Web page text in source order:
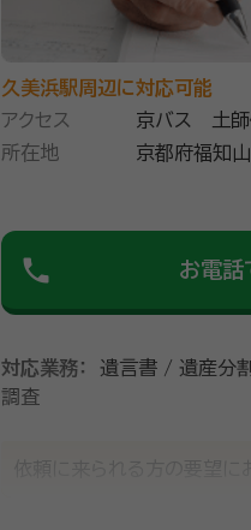
久美浜駅周辺に対応可能
アクセス
京バス 土
所在地
京都府福知山
phone お電話
対応業務：
遺言書 / 遺産分
調査
依頼に来られる方の要望に